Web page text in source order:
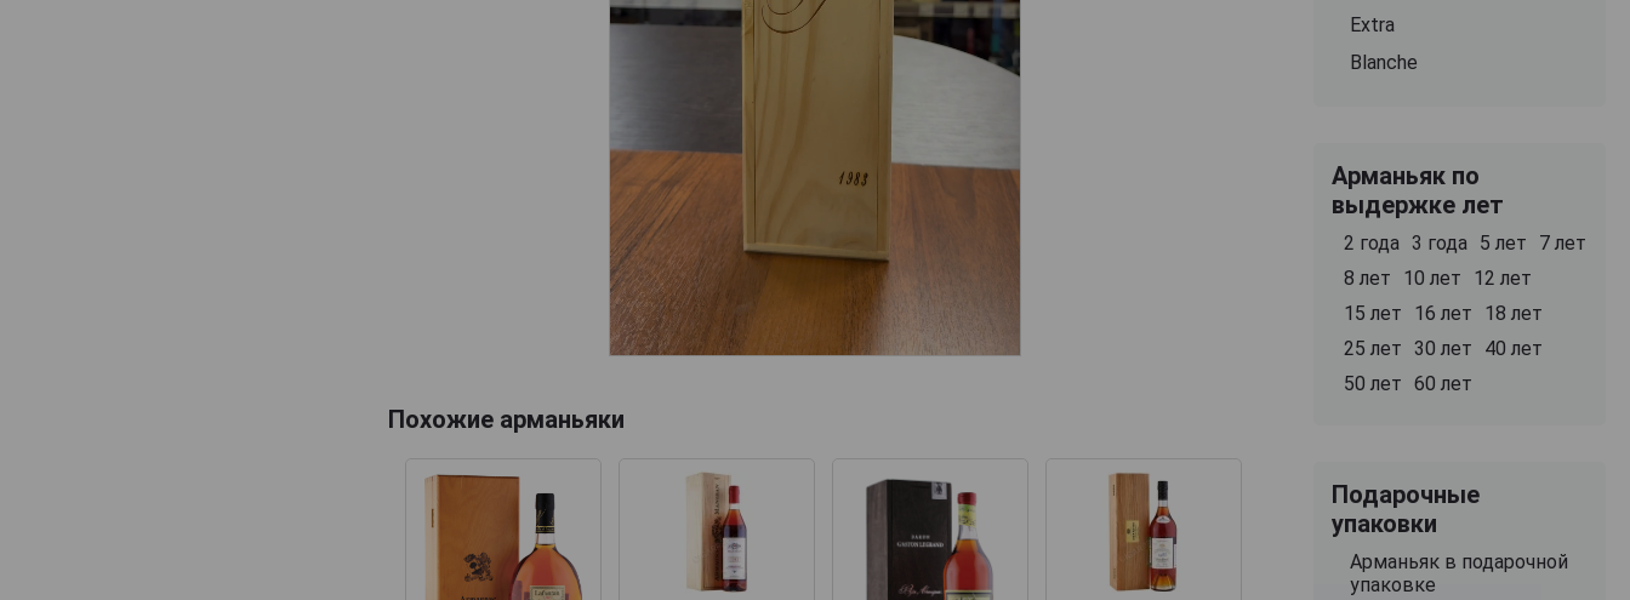
Похожие арманьяки
Extra
Blanche
Арманьяк по
выдержке лет
2 года 3 года 5 лет
7 лет
8 лет
10 лет
12 лет
15 лет
16 лет
18 лет
25 лет 30 лет
40 лет
50 лет 60 лет
Подарочные
упаковки
Арманьяк в подарочной
упаковке